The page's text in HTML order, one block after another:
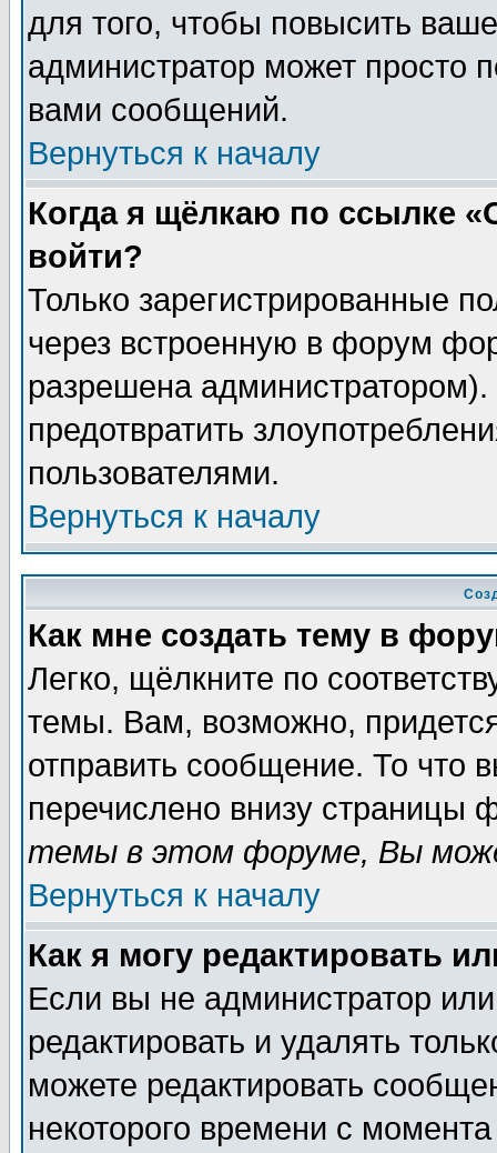
для того, чтобы повысить
администратор может просто
вами сообщений.
Вернуться к началу
Когда я щёлкаю по ссылке
войти?
Только зарегистрированные
через встроенную в форум
разрешена
предотвратить
пользователями.
Вернуться к началу
Как мне создать тему в
Легко, щёлкните по
темы. Вам, возможно,
отправить сообщение. То что
перечислено внизу страницы
темы в этом форуме, Вы
Вернуться к началу
Как я могу редактировать
Если вы не администратор
редактировать и удалять
можете редактировать
некоторого времени с